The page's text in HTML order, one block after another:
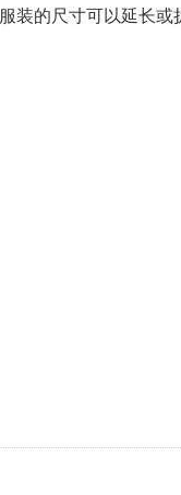
的尺寸可以延长或